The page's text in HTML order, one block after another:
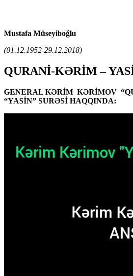
Mustafa Müseyiboğlu
(01.12.1952-29.12.2018)
QURANİ-KƏRİM –
GENERAL KƏRİM KƏRİMOV
“YASİN” SURƏSİ HAQQINDA: